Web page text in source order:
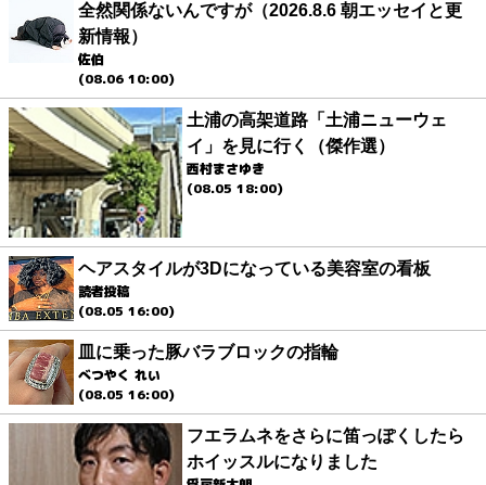
全然関係ないんですが（2026.8.6 朝エッセイと更
新情報）
佐伯
(08.06 10:00)
土浦の高架道路「土浦ニューウェ
イ」を見に行く（傑作選）
西村まさゆき
(08.05 18:00)
ヘアスタイルが3Dになっている美容室の看板
読者投稿
(08.05 16:00)
皿に乗った豚バラブロックの指輪
べつやく れい
(08.05 16:00)
フエラムネをさらに笛っぽくしたら
ホイッスルになりました